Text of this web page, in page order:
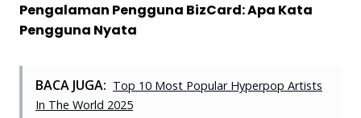
Pengalaman Pengguna BizCard: Apa Kata
Pengguna Nyata
BACA JUGA: Top 10 Most Popular Hyperpop Artists
In The World 2025